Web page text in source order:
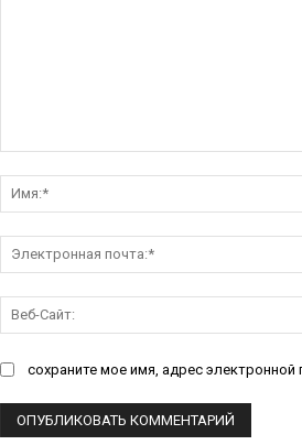
сохраните мое имя, адрес